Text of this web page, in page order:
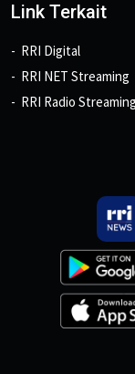
Link Terkait
RRI Digital
RRI NET Streaming
RRI Radio Streaming